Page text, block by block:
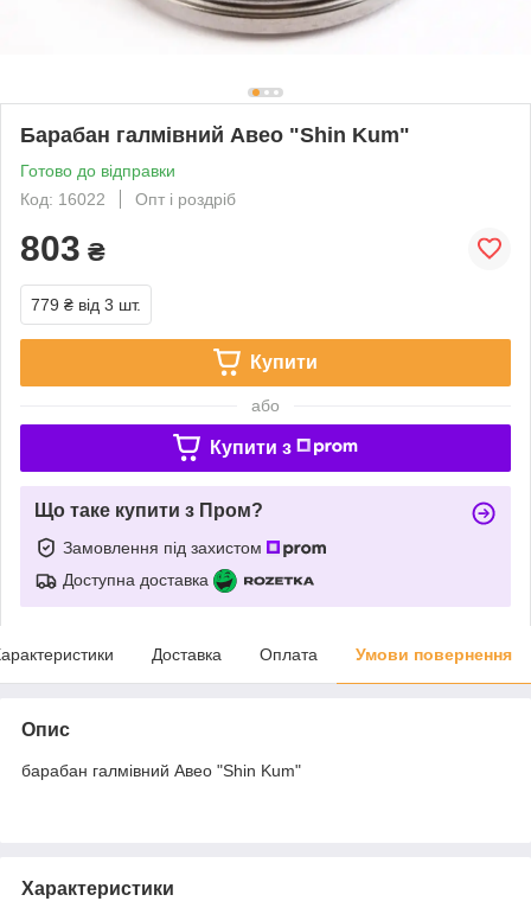
Барабан галмівний Авео "Shin Kum"
Готово до відправки
Код: 16022
Опт і роздріб
803 ₴
779 ₴ від 3 шт.
Купити
або
Купити з
Що таке купити з Пром?
Замовлення під захистом
Доступна доставка
Доставка Оплата Умови повернення
Опис
барабан галмівний Авео "Shin Kum"
Характеристики